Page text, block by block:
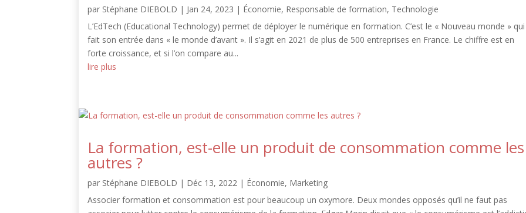
par Stéphane DIEBOLD | Jan 24, 2023 | Économie, Responsable de formation, Technologie
L’EdTech (Educational Technology) permet de déployer le numérique en formation. C’est le « Nouveau monde » qui
fait son entrée dans « le monde d’avant ». Il s’agit en 2021 de plus de 500 entreprises en France. Le chiffre est en
forte croissance, et si l’on compare au...
lire plus
La formation, est-elle un produit de consommation comme les
autres ?
par Stéphane DIEBOLD | Déc 13, 2022 | Économie, Marketing
Associer formation et consommation est pour beaucoup un oxymore. Deux mondes opposés qu’il ne faut pas